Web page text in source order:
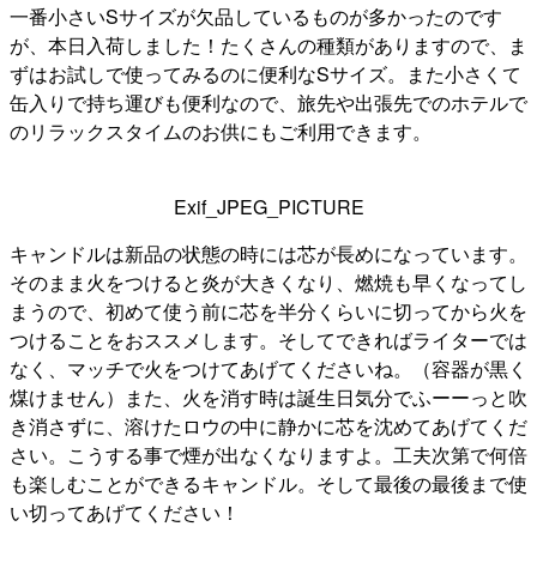
一番小さいSサイズが欠品しているものが多かったのです
が、本日入荷しました！たくさんの種類がありますので、ま
ずはお試しで使ってみるのに便利なSサイズ。また小さくて
缶入りで持ち運びも便利なので、旅先や出張先でのホテルで
のリラックスタイムのお供にもご利用できます。
Exif_JPEG_PICTURE
キャンドルは新品の状態の時には芯が長めになっています。
そのまま火をつけると炎が大きくなり、燃焼も早くなってし
まうので、初めて使う前に芯を半分くらいに切ってから火を
つけることをおススメします。そしてできればライターでは
なく、マッチで火をつけてあげてくださいね。（容器が黒く
煤けません）また、火を消す時は誕生日気分でふーーっと吹
き消さずに、溶けたロウの中に静かに芯を沈めてあげてくだ
さい。こうする事で煙が出なくなりますよ。工夫次第で何倍
も楽しむことができるキャンドル。そして最後の最後まで使
い切ってあげてください！